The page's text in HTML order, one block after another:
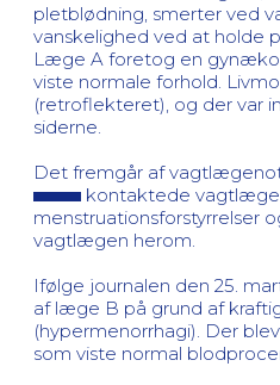
pletblødning, smerter ved
vanskelighed ved at holde
Læge A foretog en
viste normale forhold.
(retroflekteret), og der var
siderne.
Det fremgår af
kontaktede
menstruationsforstyrrelser
vagtlægen herom.
Ifølge journalen den 25.
af læge B på grund af
(hypermenorrhagi). Der
som viste normal